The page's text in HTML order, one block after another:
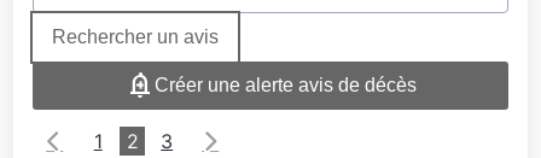
Rechercher un avis
Créer une alerte avis de décès
1 2 3